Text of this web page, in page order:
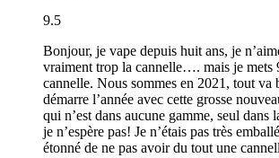
9.5
Bonjour, je vape depuis huit ans, je
vraiment trop la cannelle…. mais je mets
cannelle. Nous sommes en 2021, tout va
démarre l’année avec cette grosse
qui n’est dans aucune gamme, seul dans
je n’espère pas! Je n’étais pas très
étonné de ne pas avoir du tout une